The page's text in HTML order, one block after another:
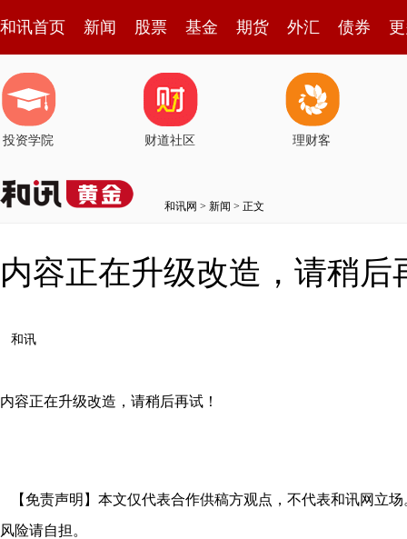
和讯首页 新闻 股票 基金 期货 外汇 债券
投资学院 财道社区 理财客
和讯网 > 新闻 > 正文
内容正在升级改造，请稍后
和讯
内容正在升级改造，请稍后再试！
【免责声明】本文仅代表合作供稿方观点，不代表和讯网立
风险请自担。